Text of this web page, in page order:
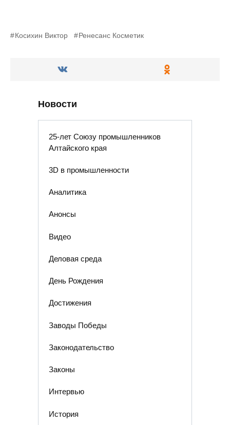
Косихин Виктор Ренесанс Косметик
Новости
25-лет Союзу промышленников
Алтайского края
3D в промышленности
Аналитика
Анонсы
Видео
Деловая среда
День Рождения
Достижения
Заводы Победы
Законодательство
Законы
Интервью
История